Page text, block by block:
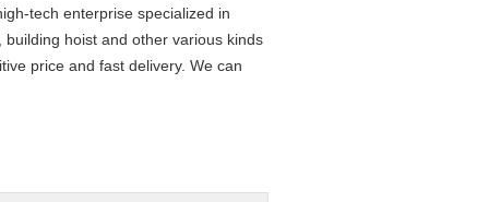
tech enterprise specialized in
hoist and other various kinds
price and fast delivery. We can